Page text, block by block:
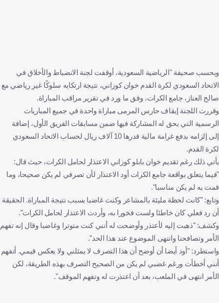
وبحسب صحيفة "الرياضية السعودية، أوقفت لجنة الانضباط والأخلاق في
الاتحاد السعودي لكرة القدم خوان كوزاني، نتيجة ارتكابه سلوكًا غير رياضي مع
صالح العناز، جامع الكرات، وفق ما ورد في تقرير مراقب المباراة.
وقررت اللجنة إيقاف حارس المرمى مباراة واحدة في جميع المباريات
الرسمية التي يحق له المشاركة فيها ضمن مسابقات الفريق الأول، إضافة
إلى إلزامه بدفع غرامة مالية قدرها 10 آلاف ريال لحساب الاتحاد السعودي
لكرة القدم.
يأتي ذلك رغم تقديم خوان بابلو كوزاني الاعتذار لحامل الكرات، حيث قال:
"فيما يتعلق بواقعة جامع الكرات أود الاعتذار لأن تصرفي لم يكن صحيحا، وما
قمت به لم يكن مناسبا".
وتابع: "كانت لحظة مليئة بالمشاعر وكنت غاضبا بسبب نتيجة المباراة. الحقيقة
أن رد فعلي كان خاطئا ولست فخورا به، وأردت الاعتذار لحامل الكرات".
وكشف: "ذهبت إليه لأعتذر وأوضحت له أنني كنت متوترا وغاضبا وقال إنه تفهم
الأمر وتصافحنا وانتهى الموضوع عند هذا الحد".
واستطرد: "أود أيضا أن أوضح أن هذا التصرف لا يمثلني ولا يعكس قيمي. أتفهم
أنني أخطأت ورغم غضبي لم يكن من الصحيح التصرف بهذه الطريقة، لكن
الأمر انتهى في الملعب، بعد أن اعتذرت له وتفهم الموقف".